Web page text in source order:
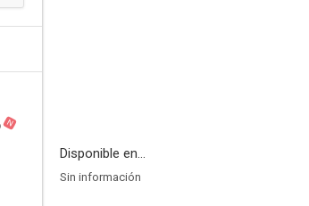
N
Disponible en...
Sin información